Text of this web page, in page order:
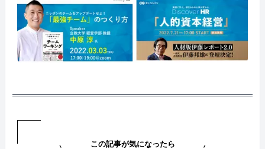
この記事が気になったら